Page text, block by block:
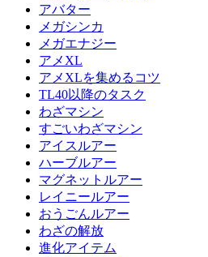
アバター
メガシンカ
メガエナジー
アメXL
アメXLを集めるコツ
TL40以降のタスク
わざマシン
すごいわざマシン
アイスルアー
ハーブルアー
マグネットルアー
レイニールアー
おうごんルアー
わざの解放
進化アイテム